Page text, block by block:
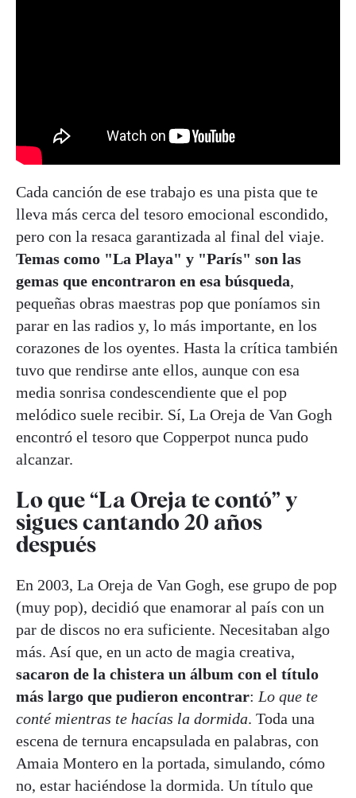
Cada canción de ese trabajo es una pista que te
lleva más cerca del tesoro emocional escondido,
pero con la resaca garantizada al final del viaje.
Temas como "La Playa" y "París" son las
gemas que encontraron en esa búsqueda,
pequeñas obras maestras pop que poníamos sin
parar en las radios y, lo más importante, en los
corazones de los oyentes. Hasta la crítica también
tuvo que rendirse ante ellos, aunque con esa
media sonrisa condescendiente que el pop
melódico suele recibir. Sí, La Oreja de Van Gogh
encontró el tesoro que Copperpot nunca pudo
alcanzar.
Lo que “La Oreja te contó” y
sigues cantando 20 años
después
En 2003, La Oreja de Van Gogh, ese grupo de pop
(muy pop), decidió que enamorar al país con un
par de discos no era suficiente. Necesitaban algo
más. Así que, en un acto de magia creativa,
sacaron de la chistera un álbum con el título
más largo que pudieron encontrar: Lo que te
conté mientras te hacías la dormida. Toda una
escena de ternura encapsulada en palabras, con
Amaia Montero en la portada, simulando, cómo
no, estar haciéndose la dormida. Un título que